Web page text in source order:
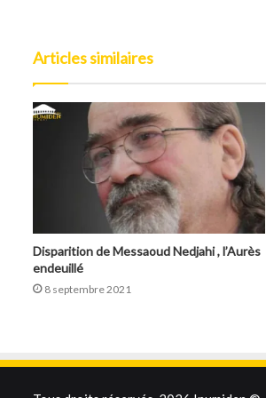
Articles similaires
Disparition de Messaoud Nedjahi , l’Aurès
endeuillé
8 septembre 2021